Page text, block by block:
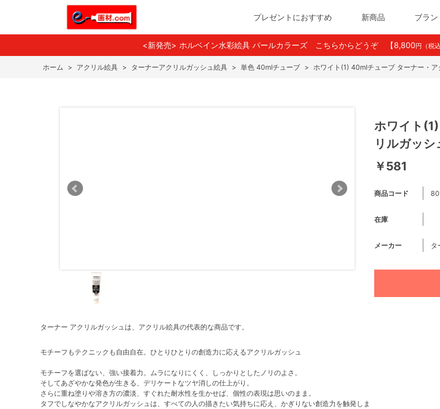
プレゼントにおすすめ 新商品 ブラン
<新発売> ホルベイン水彩絵具 パールカラーズ こちらからどうぞ 【8,800 円（税
ホーム > アクリル絵具 > ターナーアクリルガッシュ絵具 > 単色 40mlチューブ > ホワイト(1) 40mlチューブ ターナー・
ターナー アクリルガッシュは、アクリル絵具の代表的な商品です。
モチーフもテクニックも自由自在。ひとりひとりの創造力に応えるアクリルガッシュ
モチーフを選ばない、強い接着力。ムラになりにくく、しっかりとしたノリのよさ。
そしてあざやかな発色が生きる、デリケートなツヤ消しの仕上がり。
さらに重ね塗りや溶き方の濃淡、すぐれた耐水性を生かせば、個性の表現は思いのまま。
タフでしなやかなアクリルガッシュは、すべての人の描きたい気持ちに応え、かぎりない創造力を触発しま
ホワイト
リルガッシ
￥581
商品コード
在庫
メーカー タ